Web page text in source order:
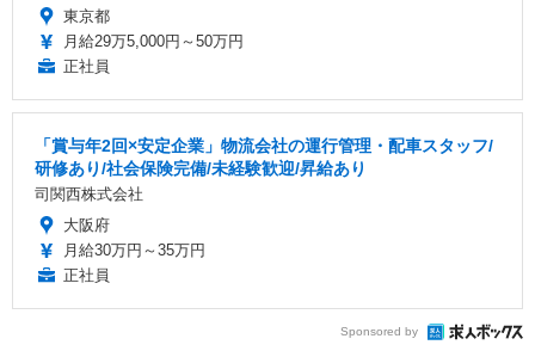
東京都
月給29万5,000円～50万円
正社員
「賞与年2回×安定企業」物流会社の運行管理・配車スタッフ/
研修あり/社会保険完備/未経験歓迎/昇給あり
司関西株式会社
大阪府
月給30万円～35万円
正社員
Sponsored by